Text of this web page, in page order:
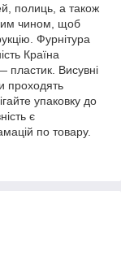
полиць, а також
чином, щоб
Фурнітура
Країна
Висувні
проходять
упаковку до
є
по товару.